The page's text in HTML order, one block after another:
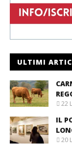
ULTIMI
22
IL
20